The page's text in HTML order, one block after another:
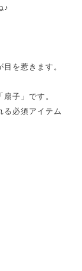
♪
を惹きます。
子」です。
る必須アイテム